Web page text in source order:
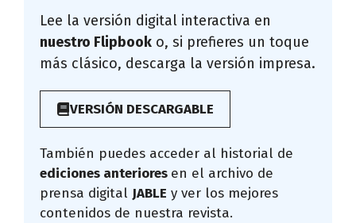
Lee la versión digital interactiva en
nuestro Flipbook o, si prefieres un toque
más clásico, descarga la versión impresa.
VERSIÓN DESCARGABLE
También puedes acceder al historial de
ediciones anteriores en el archivo de
prensa digital JABLE y ver los mejores
contenidos de nuestra revista.